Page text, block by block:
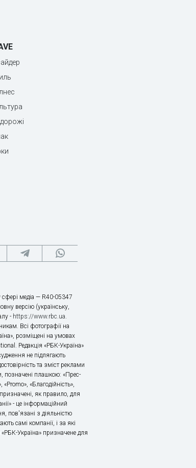
сфері медіа — R40-05347
версію (українську,
- https://www.rbc.ua.
Всі фотографії на
розміщені на умовах
Редакція «РБК-Україна»
не підлягають
та зміст реклами
позначені плашкою: «Прес-
«Благодійність»,
як правило, для
- це інформаційний
пов'язані з діяльністю
самі компанії, і за які
«РБК-Україна» призначене для